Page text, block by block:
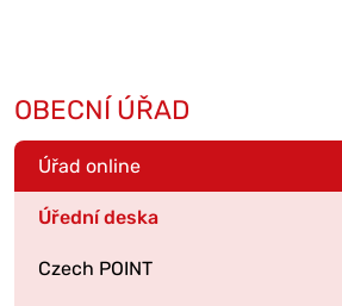
OBECNÍ ÚŘAD
Úřad online
Úřední deska
Czech POINT